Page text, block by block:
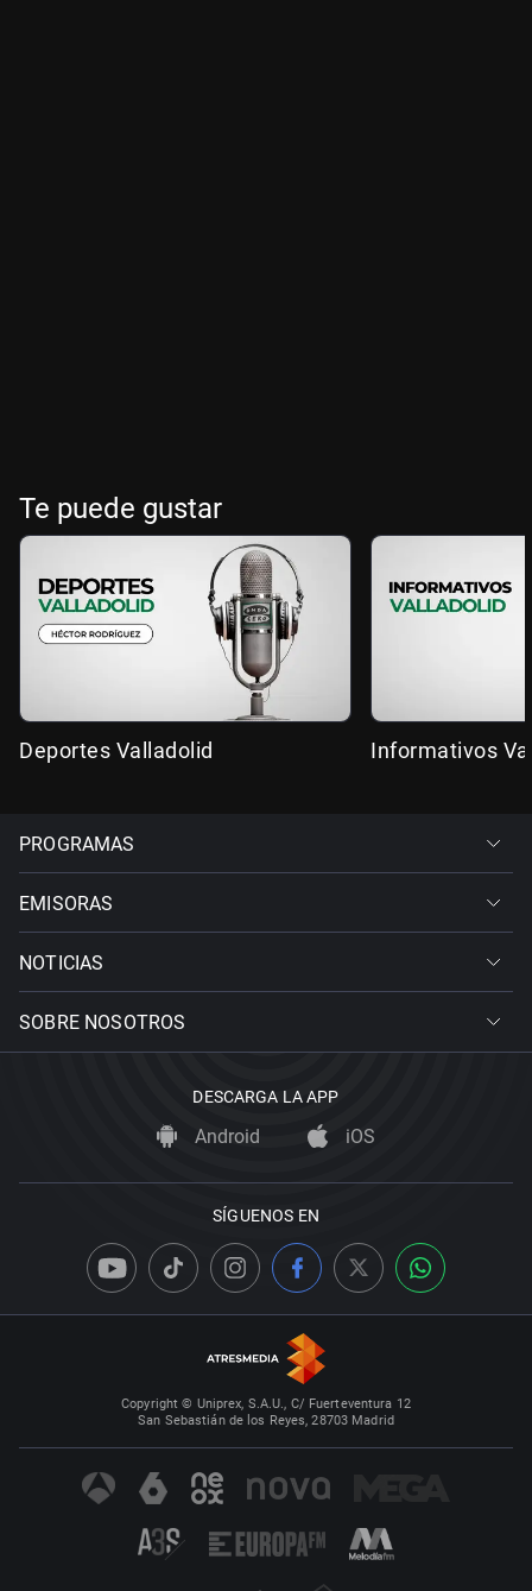
Te puede gustar
Deportes Valladolid Informativos
PROGRAMAS
EMISORAS
NOTICIAS
SOBRE NOSOTROS
DESCARGA LA APP
Android iOS
SÍGUENOS EN
Copyright © Uniprex, S.A.U., C/ Fuerteventura 12
San Sebastián de los Reyes, 28703 Madrid